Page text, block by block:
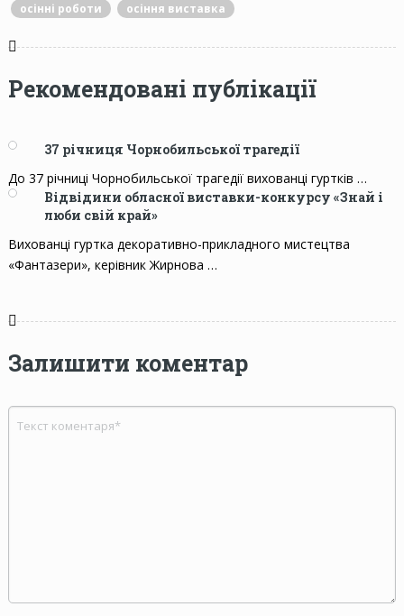
осінні роботи
осіння виставка
Рекомендовані публікації
37 річниця Чорнобильської трагедії
До 37 річниці Чорнобильської трагедії вихованці гуртків …
Відвідини обласної виставки-конкурсу «Знай і
люби свій край»
Вихованці гуртка декоративно-прикладного мистецтва
«Фантазери», керівник Жирнова …
Залишити коментар